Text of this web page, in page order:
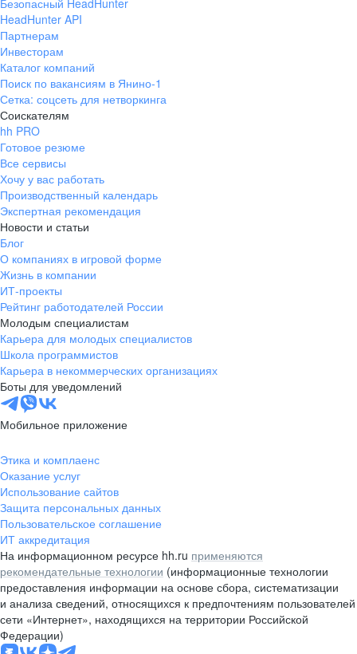
Безопасный HeadHunter
HeadHunter API
Партнерам
Инвесторам
Каталог компаний
Поиск по вакансиям в Янино-1
Сетка: соцсеть для нетворкинга
Соискателям
hh PRO
Готовое резюме
Все сервисы
Хочу у вас работать
Производственный календарь
Экспертная рекомендация
Новости и статьи
Блог
О компаниях в игровой форме
Жизнь в компании
ИТ-проекты
Рейтинг работодателей России
Молодым специалистам
Карьера для молодых специалистов
Школа программистов
Карьера в некоммерческих организациях
Боты для уведомлений
Мобильное приложение
Этика и комплаенс
Оказание услуг
Использование сайтов
Защита персональных данных
Пользовательское соглашение
ИТ аккредитация
На информационном ресурсе hh.ru применяются
рекомендательные технологии (информационные технологии
предоставления информации на основе сбора, систематизации
и анализа сведений, относящихся к предпочтениям пользователей
сети «Интернет», находящихся на территории Российской
Федерации)